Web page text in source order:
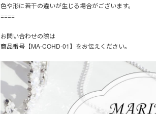
色や形に若干の違いが生じる場合がございます。
====
お問い合わせの際は
商品番号【MA-COHD-01】をお伝えください。